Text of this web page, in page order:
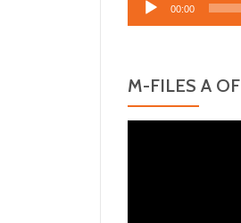
00:00
M-FILES A